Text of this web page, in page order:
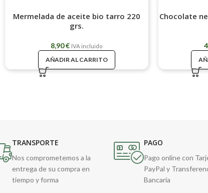
Mermelada de aceite bio tarro 220
grs.
8,90€ IVA incluido
AÑADIR AL CARRITO
Chocolate
TRANSPORTE
Nos comprometemos a la
entrega de su compra en
tiempo y forma
PAGO
Pago online con
PayPal y
Bancaria